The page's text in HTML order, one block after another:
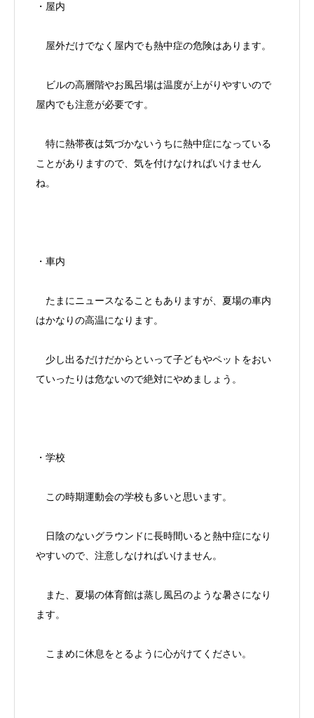
・屋内
屋外だけでなく屋内でも熱中症の危険はあります。
ビルの高層階やお風呂場は温度が上がりやすいので
屋内でも注意が必要です。
特に熱帯夜は気づかないうちに熱中症になっている
ことがありますので、気を付けなければいけません
ね。
・車内
たまにニュースなることもありますが、夏場の車内
はかなりの高温になります。
少し出るだけだからといって子どもやペットをおい
ていったりは危ないので絶対にやめましょう。
・学校
この時期運動会の学校も多いと思います。
日陰のないグラウンドに長時間いると熱中症になり
やすいので、注意しなければいけません。
また、夏場の体育館は蒸し風呂のような暑さになり
ます。
こまめに休息をとるように心がけてください。